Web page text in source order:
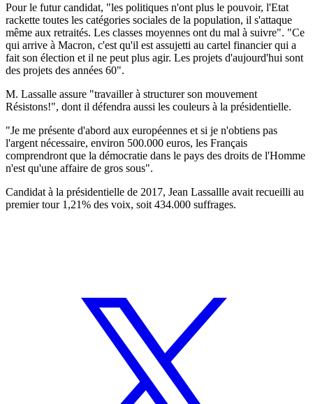
Pour le futur candidat, "les politiques n'ont plus le pouvoir, l'Etat
rackette toutes les catégories sociales de la population, il s'attaque
même aux retraités. Les classes moyennes ont du mal à suivre". "Ce
qui arrive à Macron, c'est qu'il est assujetti au cartel financier qui a
fait son élection et il ne peut plus agir. Les projets d'aujourd'hui sont
des projets des années 60".
M. Lassalle assure "travailler à structurer son mouvement
Résistons!", dont il défendra aussi les couleurs à la présidentielle.
"Je me présente d'abord aux européennes et si je n'obtiens pas
l'argent nécessaire, environ 500.000 euros, les Français
comprendront que la démocratie dans le pays des droits de l'Homme
n'est qu'une affaire de gros sous".
Candidat à la présidentielle de 2017, Jean Lassallle avait recueilli au
premier tour 1,21% des voix, soit 434.000 suffrages.